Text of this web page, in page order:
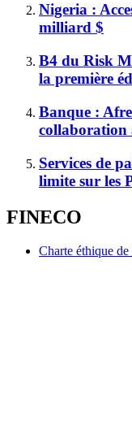
Nigeria :
milliard $
B4 du Risk
la première
Banque :
collaboration
Services de
limite sur les
FINECO
Charte éthique